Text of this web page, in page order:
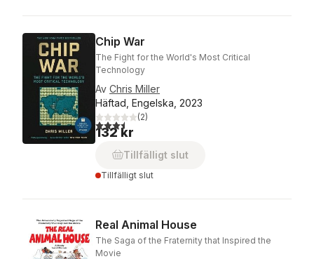
Chip War
The Fight for the World's Most Critical
Technology
Av Chris Miller
Häftad, Engelska, 2023
3,5utav 5 stjärnor. Totalt antal röster:
(2)
132 kr
Tillfälligt slut
Tillfälligt slut
Real Animal House
The Saga of the Fraternity that Inspired the
Movie